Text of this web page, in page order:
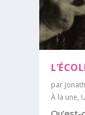
par
À la une,